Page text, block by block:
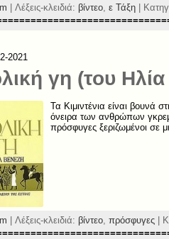
| Λέξεις-κλειδιά: βίντεο, ε Τάξη|
2021
γη (του
Τα Κιμιντένια είναι βουνά
όνειρα των ανθρώπων
πρόσφυγες ξεριζωμένοι σε
| Λέξεις-κλειδιά: βίντεο, πρόσφυγες|